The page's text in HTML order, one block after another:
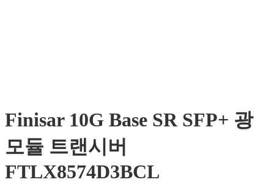
Finisar 10G Base SR SFP+ 광
모듈 트랜시버
FTLX8574D3BCL